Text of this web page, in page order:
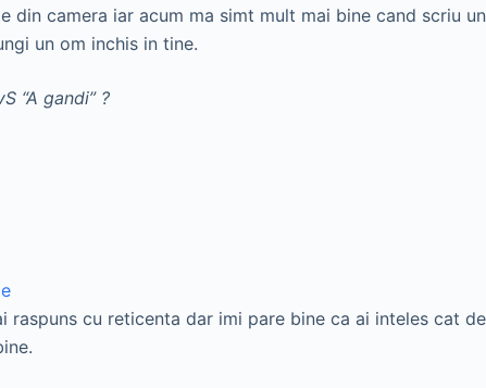
din camera iar acum ma simt mult mai bine cand scriu
un om inchis in tine.
“A gandi” ?
raspuns cu reticenta dar imi pare bine ca ai inteles cat